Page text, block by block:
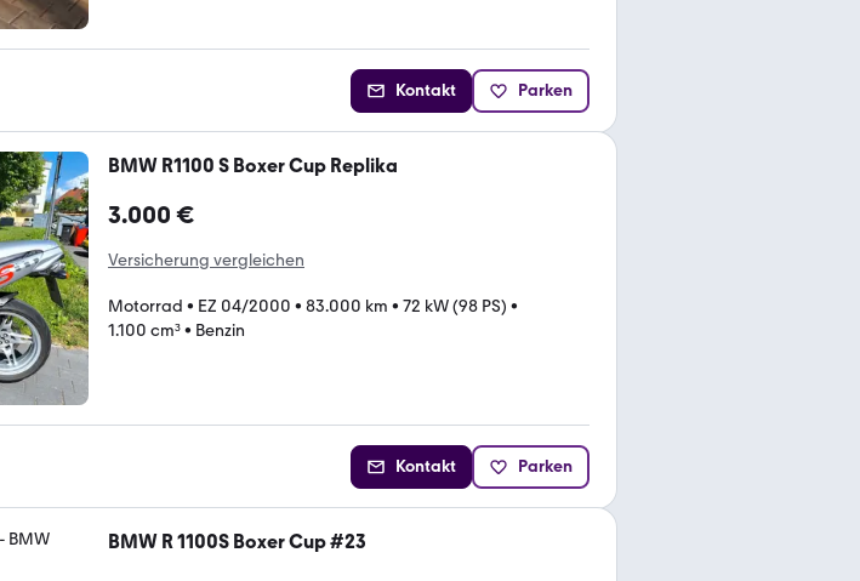
Kontakt Parken
BMW R1100 S Boxer Cup Replika
3.000 €
Versicherung vergleichen
Motorrad • EZ 04/2000 • 83.000 km • 72 kW (98 PS) •
1.100 cm³• Benzin
Kontakt Parken
BMW R 1100S Boxer Cup #23